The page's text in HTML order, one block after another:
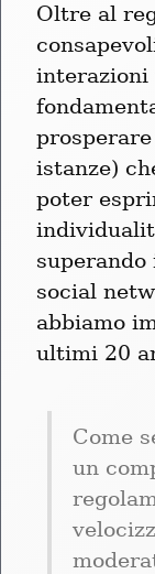
Oltre al
interazioni
istanze)
poter
social
abbiamo
ultimi 20
Come
un